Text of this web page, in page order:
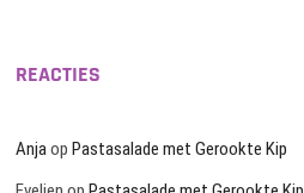
REACTIES
AnjaopPastasalade met Gerookte Kip